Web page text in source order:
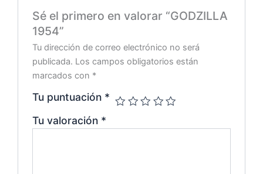
Sé el primero en valorar “GODZILLA
1954”
Tu dirección de correo electrónico no será
publicada. Los campos obligatorios están
marcados con *
Tu puntuación *
Tu valoración *